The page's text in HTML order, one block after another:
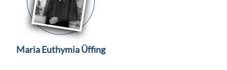
Maria Euthymia Üffing